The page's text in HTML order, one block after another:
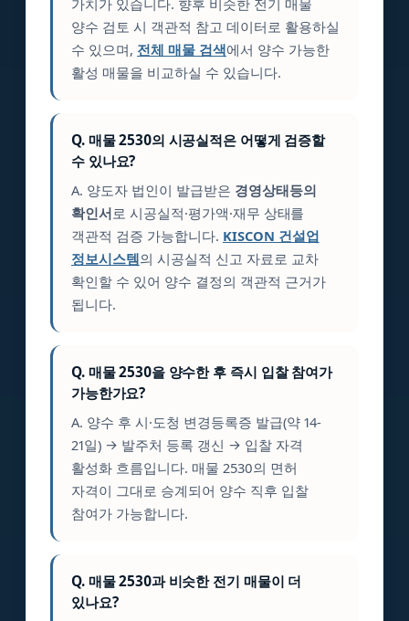
가치가 있습니다. 향후 비슷한 전기 매물
양수 검토 시 객관적 참고 데이터로 활용하실
수 있으며, 전체 매물 검색에서 양수 가능한
활성 매물을 비교하실 수 있습니다.
Q. 매물 2530의 시공실적은 어떻게 검증할
수 있나요?
A. 양도자 법인이 발급받은 경영상태등의
확인서로 시공실적·평가액·재무 상태를
객관적 검증 가능합니다. KISCON 건설업
정보시스템의 시공실적 신고 자료로 교차
확인할 수 있어 양수 결정의 객관적 근거가
됩니다.
Q. 매물 2530을 양수한 후 즉시 입찰 참여가
가능한가요?
A. 양수 후 시·도청 변경등록증 발급(약 14-
21일) → 발주처 등록 갱신 → 입찰 자격
활성화 흐름입니다. 매물 2530의 면허
자격이 그대로 승계되어 양수 직후 입찰
참여가 가능합니다.
Q. 매물 2530과 비슷한 전기 매물이 더
있나요?